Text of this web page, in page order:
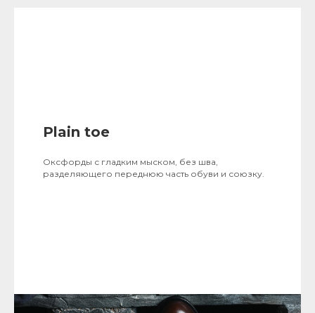
Plain toe
Оксфорды с гладким мыском, без шва,
разделяющего переднюю часть обуви и союзку.